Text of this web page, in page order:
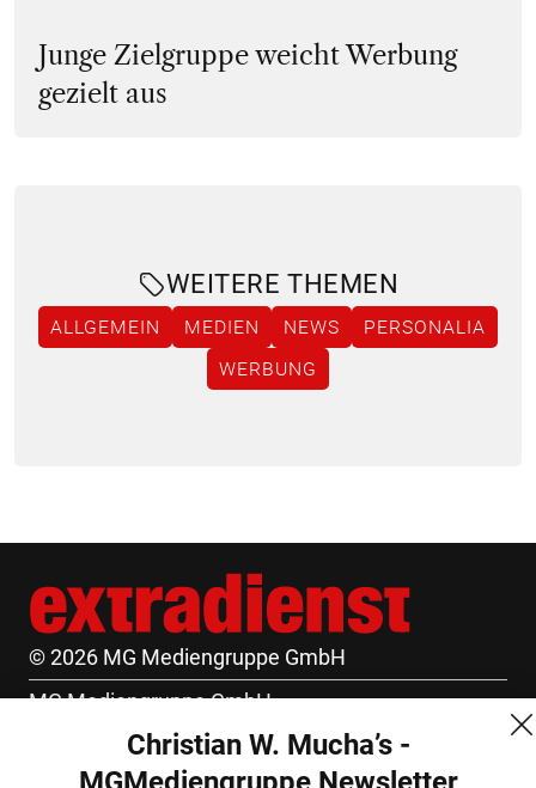
Junge Zielgruppe weicht Werbung
gezielt aus
WEITERE THEMEN
ALLGEMEIN MEDIEN NEWS
PERSONALIA
WERBUNG
© 2026 MG Mediengruppe GmbH
MG Mediengruppe GmbH
Burgring 1/7Christian W. Mucha’s -